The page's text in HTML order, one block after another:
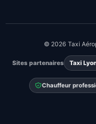
© 2026 Taxi
Sites partenaires Taxi
Chauffeur